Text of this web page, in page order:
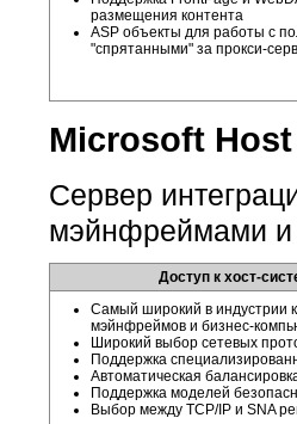
размещения контента
ASP объекты для работы с
"спрятанными" за прокси-
Microsoft
Сервер
мэйнфреймами
Доступ к хост-
Самый широкий в индустрии
мэйнфреймов и бизнес-
Широкий выбор сетевых
Поддержка
Автоматическая
Поддержка моделей
Выбор между TCP/IP и SNA